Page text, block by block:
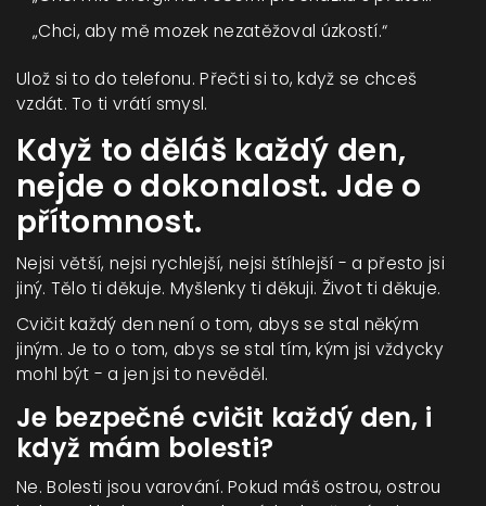
„Chci, aby mě mozek nezatěžoval úzkostí.“
Ulož si to do telefonu. Přečti si to, když se chceš
vzdát. To ti vrátí smysl.
Když to děláš každý den,
nejde o dokonalost. Jde o
přítomnost.
Nejsi větší, nejsi rychlejší, nejsi štíhlejší - a přesto jsi
jiný. Tělo ti děkuje. Myšlenky ti děkuji. Život ti děkuje.
Cvičit každý den není o tom, abys se stal někým
jiným. Je to o tom, abys se stal tím, kým jsi vždycky
mohl být - a jen jsi to nevěděl.
Je bezpečné cvičit každý den, i
když mám bolesti?
Ne. Bolesti jsou varování. Pokud máš ostrou, ostrou